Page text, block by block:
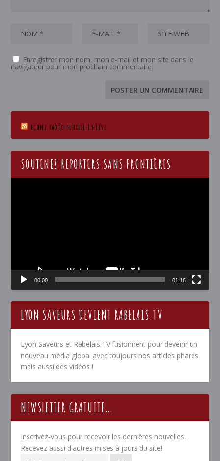
Enregistrer mon nom, mon e-mail et mon site dans le
navigateur pour mon prochain commentaire.
ECOTEZ RADIO PLURIEL EN LIVE
SOUTENEZ REPORTERS SANS FRONTIÈRES
00:00 01:16
LYON SAVEURS DEVIENT RABELAIS.TV
Lyon Saveurs et Rabelais.TV fusionnent pour devenir un
nouveau média global avec toujours nos articles phares
mais aussi des vidéos !
NEWSLETTER GRATUITE…
Inscrivez-vous pour recevoir les dernières nouvelles.
Recevez aussi d'autres mises à jours du site!